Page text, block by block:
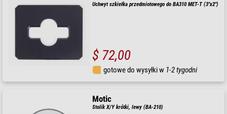
Uchwyt szkiełka przedmiotowego do BA310 MET-T (3"x2")
$ 72,00
gotowe do wysyłki w 1-2 tygodni
Motic
Stolik X/Y krótki, lewy (BA-210)